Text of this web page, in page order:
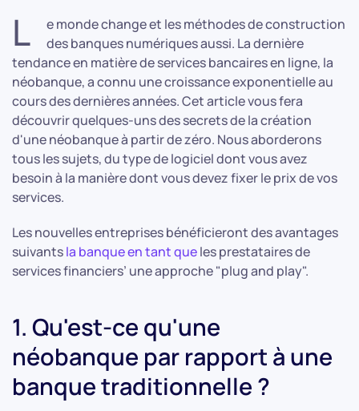
L
e monde change et les méthodes de construction
des banques numériques aussi. La dernière
tendance en matière de services bancaires en ligne, la
néobanque, a connu une croissance exponentielle au
cours des dernières années. Cet article vous fera
découvrir quelques-uns des secrets de la création
d'une néobanque à partir de zéro. Nous aborderons
tous les sujets, du type de logiciel dont vous avez
besoin à la manière dont vous devez fixer le prix de vos
services.
Les nouvelles entreprises bénéficieront des avantages
suivantsla banque en tant queles prestataires de
services financiers’ une approche "plug and play".
1. Qu'est-ce qu'une
néobanque par rapport à une
banque traditionnelle ?